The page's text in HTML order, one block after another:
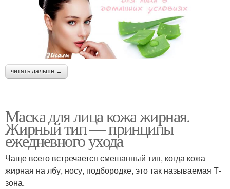
читать дальше →
Маска для лица кожа жирная.
Жирный тип — принципы
ежедневного ухода
Чаще всего встречается смешанный тип, когда кожа
жирная на лбу, носу, подбородке, это так называемая Т-
зона.